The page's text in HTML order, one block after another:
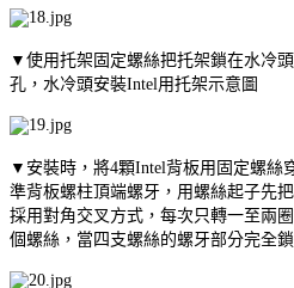
▼使用托架固定螺絲把托架鎖在水冷
孔，水冷頭安裝Intel用托架示意圖
▼安裝時，將4顆Intel背板用固定螺絲
準背板螺柱頂端螺牙，用螺絲起子先
採用對角交叉方式，每次只轉一至兩
個螺絲，當四支螺絲的螺牙部分完全